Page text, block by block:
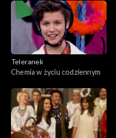
Teleranek
Chemia w życiu codziennym